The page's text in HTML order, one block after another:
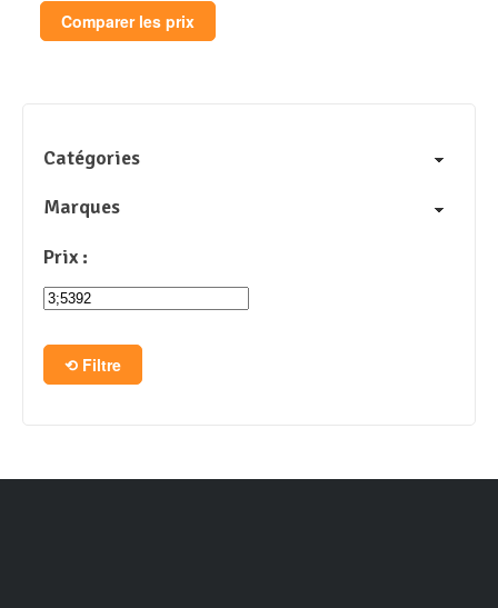
Comparer les prix
Catégories
Marques
Prix :
Filtre